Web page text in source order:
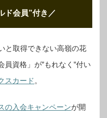
ド会員”付き ／
と取得できない高嶺の花
員資格」が”もれなく”付い
スカード 。
の入会キャンペーンが開